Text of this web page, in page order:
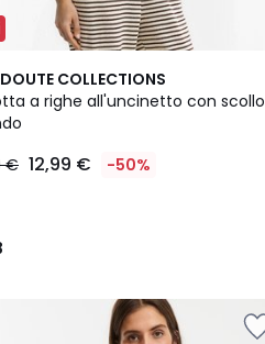
COLLECTIONS
a righe all'uncinetto con scollo
€ 12,99 € -50%